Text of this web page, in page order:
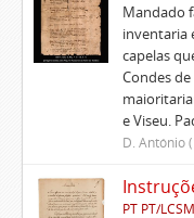
Mandado
inventaria
capelas
Condes
e Viseu.
D. António
PT PT/